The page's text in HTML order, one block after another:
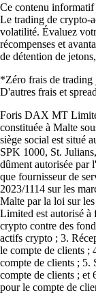
Ce contenu informatif
Le trading de crypto-
volatilité. Évaluez
récompenses et
de détention de
*Zéro frais de
D'autres frais et
Foris DAX MT
constituée à Malte
siège social est situé
SPK 1000, St.
dûment autorisée par
que fournisseur de
2023/1114 sur les
Malte par la loi sur
Limited est autorisé à
crypto contre des
actifs crypto ; 3.
le compte de clients ;
compte de clients ; 5.
compte de clients ; et
pour le compte de